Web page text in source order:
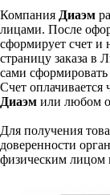
Компания Диаэм
лицами. После
сформирует счет и
страницу заказа в
сами
Счет оплачивается
Диаэм или любом
Для получения
доверенности
физическим лицом